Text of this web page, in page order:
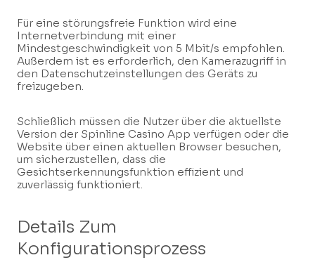
Für eine störungsfreie Funktion wird eine
Internetverbindung mit einer
Mindestgeschwindigkeit von 5 Mbit/s empfohlen.
Außerdem ist es erforderlich, den Kamerazugriff in
den Datenschutzeinstellungen des Geräts zu
freizugeben.
Schließlich müssen die Nutzer über die aktuellste
Version der Spinline Casino App verfügen oder die
Website über einen aktuellen Browser besuchen,
um sicherzustellen, dass die
Gesichtserkennungsfunktion effizient und
zuverlässig funktioniert.
Details Zum
Konfigurationsprozess